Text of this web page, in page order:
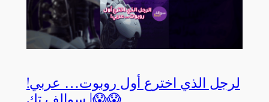
لرجل الذي اخترع أول روبوت… عربي!